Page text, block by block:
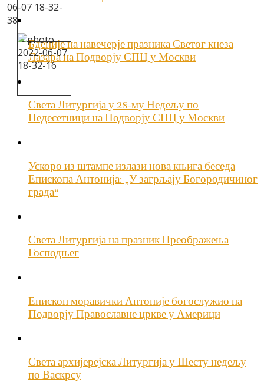
Бденије на навечерје празника Светог кнеза
Лазара на Подворју СПЦ у Москви
Света Литургија у 28-му Недељу по
Педесетници на Подворју СПЦ у Москви
Ускоро из штампе излази нова књига беседа
Епископа Антонија: „У загрљају Богородичиног
града“
Света Литургија на празник Преображења
Господњег
Епископ моравички Антоније богослужио на
Подворју Православне цркве у Америци
Света архијерејска Литургија у Шесту недељу
по Васкрсу